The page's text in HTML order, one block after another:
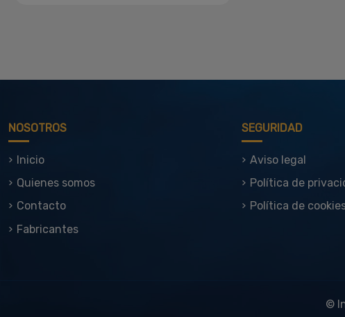
NOSOTROS
Inicio
Quienes somos
Contacto
Fabricantes
SEGURIDAD
Aviso legal
Política de
Política de
©